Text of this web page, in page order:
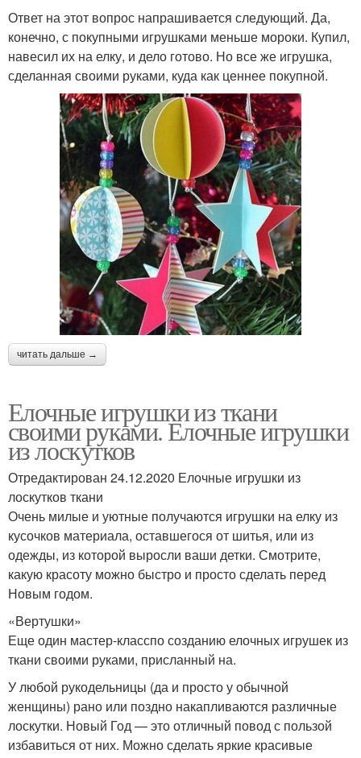
Ответ на этот вопрос напрашивается следующий. Да,
конечно, с покупными игрушками меньше мороки. Купил,
навесил их на елку, и дело готово. Но все же игрушка,
сделанная своими руками, куда как ценнее покупной.
читать дальше →
Елочные игрушки из ткани
своими руками. Елочные игрушки
из лоскутков
Отредактирован 24.12.2020 Елочные игрушки из
лоскутков ткани
Очень милые и уютные получаются игрушки на елку из
кусочков материала, оставшегося от шитья, или из
одежды, из которой выросли ваши детки. Смотрите,
какую красоту можно быстро и просто сделать перед
Новым годом.
«Вертушки»
Еще один мастер-класспо созданию елочных игрушек из
ткани своими руками, присланный на.
У любой рукодельницы (да и просто у обычной
женщины) рано или поздно накапливаются различные
лоскутки. Новый Год — это отличный повод с пользой
избавиться от них. Можно сделать яркие красивые